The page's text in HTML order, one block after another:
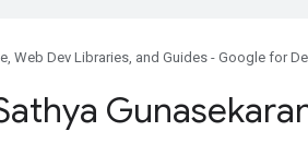
Web Dev Libraries, and Guides - Google for